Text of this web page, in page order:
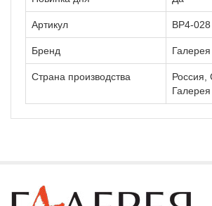
Артикул ВР4-028
Бренд
Страна производства
Россия,